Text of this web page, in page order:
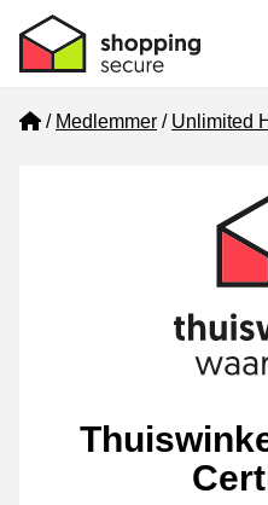
Home
Medlemmer Unlimited